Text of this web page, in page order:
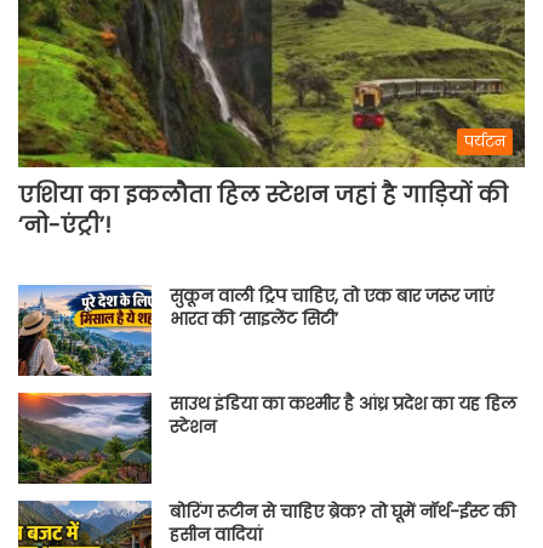
पर्यटन
एशिया का इकलौता हिल स्टेशन जहां है गाड़ियों की
‘नो-एंट्री’!
सुकून वाली ट्रिप चाहिए, तो एक बार जरूर जाएं
भारत की ‘साइलेंट सिटी’
साउथ इंडिया का कश्मीर है आंध्र प्रदेश का यह हिल
स्टेशन
बोरिंग रूटीन से चाहिए ब्रेक? तो घूमें नॉर्थ-ईस्ट की
हसीन वादियां